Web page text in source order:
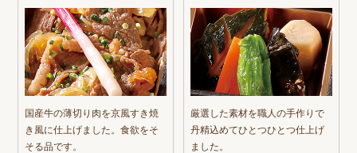
国産牛の薄切り肉を京風すき焼
き風に仕上げました。食欲をそ
そる品です。
厳選した素材を職人の手作りで
丹精込めてひとつひとつ仕上げ
ました。